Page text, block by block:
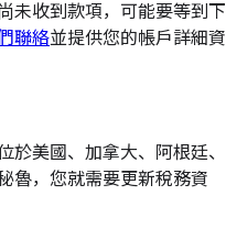
未收到款項，可能要等到下
聯絡並提供您的帳戶詳細資
美國、加拿大、阿根廷、
魯，您就需要更新稅務資